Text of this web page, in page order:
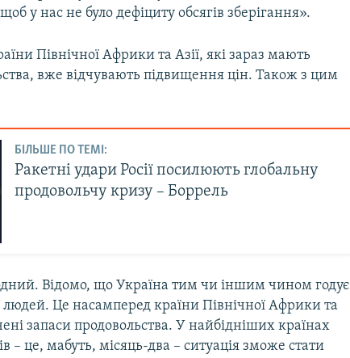
у нас не було дефіциту обсягів зберігання».
Північної Африки та Азії, які зараз мають
вже відчувають підвищення цін. Також з цим
БІЛЬШЕ ПО ТЕМІ:
Ракетні удари Росії посилюють глобальну
продовольчу кризу – Боррель
Відомо, що Україна тим чи іншим чином годує
людей. Це насамперед країни Північної Африки та
запаси продовольства. У найбідніших країнах
– це, мабуть, місяць-два – ситуація зможе стати